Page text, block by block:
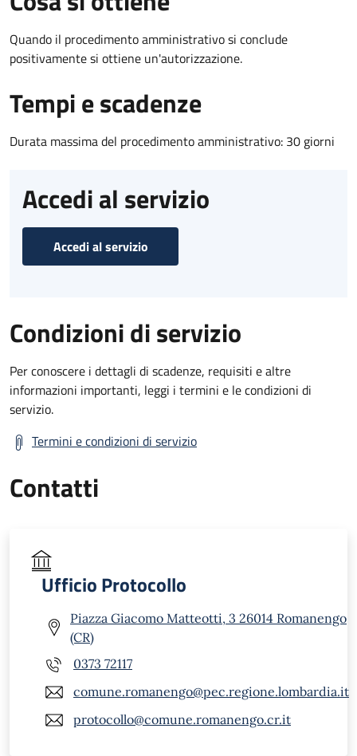
Quando il procedimento amministrativo si conclude
positivamente si ottiene un'autorizzazione.
Tempi e scadenze
Durata massima del procedimento amministrativo: 30 giorni
Accedi al servizio
Accedi al servizio
Condizioni di servizio
Per conoscere i dettagli di scadenze, requisiti e altre
informazioni importanti, leggi i termini e le condizioni di
servizio.
Termini e condizioni di servizio
Contatti
Ufficio Protocollo
Piazza Giacomo Matteotti, 3 26014 Romanengo
(CR)
0373 72117
comune.romanengo@pec.regione.lombardia.it
protocollo@comune.romanengo.cr.it